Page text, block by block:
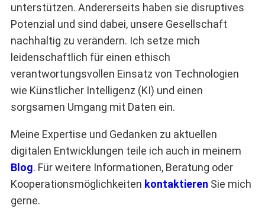
unterstützen. Andererseits haben sie disruptives
Potenzial und sind dabei, unsere Gesellschaft
nachhaltig zu verändern. Ich setze mich
leidenschaftlich für einen ethisch
verantwortungsvollen Einsatz von Technologien
wie Künstlicher Intelligenz (KI) und einen
sorgsamen Umgang mit Daten ein.
Meine Expertise und Gedanken zu aktuellen
digitalen Entwicklungen teile ich auch in meinem
Blog. Für weitere Informationen, Beratung oder
Kooperationsmöglichkeiten kontaktieren Sie mich
gerne.